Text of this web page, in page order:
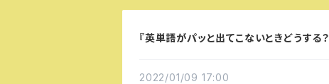
『英単語がパッと出てこないときどうする？
2022/01/09 17:00